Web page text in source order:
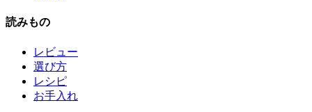
読みもの
レビュー
選び方
レシピ
お手入れ